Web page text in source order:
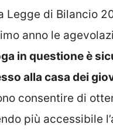
Legge di Bilancio
anno le
in questione è
alla casa dei
consentire di
più accessibile